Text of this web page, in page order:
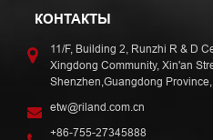
КОНТАКТЫ
11/F, Building 2, Runzhi R & D
Xingdong Community, Xin'an
Shenzhen,Guangdong
etw@riland.com.cn
+86-755-27345888